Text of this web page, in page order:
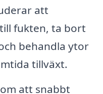
att
fukten, ta bort
behandla ytor
tillväxt.
att snabbt